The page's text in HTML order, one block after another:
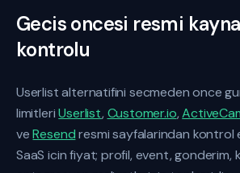
Gecis oncesi resmi
kontrolu
Userlist alternatifini secmeden once
limitleriUserlist, Customer.io,
veResendresmi sayfalarindan kontrol
SaaS icin fiyat; profil, event, gonderim,